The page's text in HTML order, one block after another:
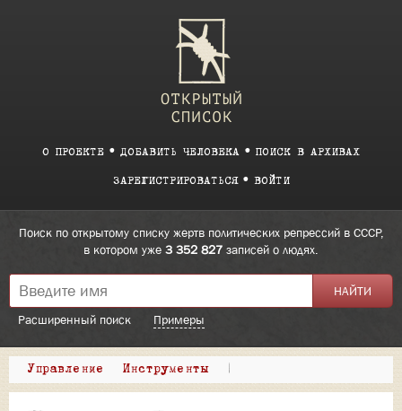
О ПРОЕКТЕ ДОБАВИТЬ ЧЕЛОВЕКА ПОИСК В АРХИВАХ
ЗАРЕГИСТРИРОВАТЬСЯ ВОЙТИ
Поиск по открытому списку жертв политических репрессий в СССР,
в котором уже 3 352 827 записей о людях.
Расширенный поиск Примеры
Управление Инструменты |